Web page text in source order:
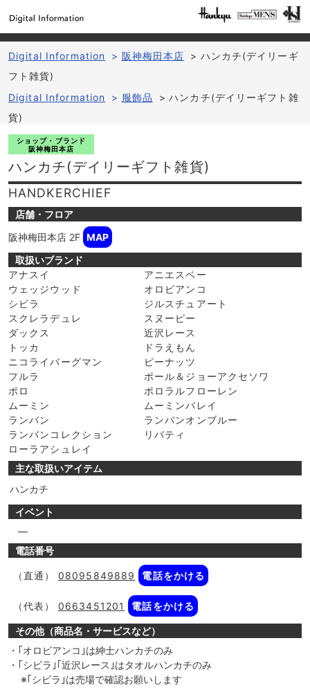
Digital Information > 阪神梅田本店 > ハンカチ(デイリーギ
フト雑貨)
Digital Information
> 服飾品 > ハンカチ(デイリーギフト雑
貨)
ショップ・ブランド
阪神梅田本店
ハンカチ(デイリーギフト雑貨)
HANDKERCHIEF
店舗・フロア
阪神梅田本店 2F MAP
取扱いブランド
アナスイ
アニエスベー
ウェッジウッド
オロビアンコ
シビラ
ジルスチュアート
スクレラデュレ
スヌーピー
ダックス
近沢レース
トッカ
ドラえもん
ニコライバーグマン
ピーナッツ
フルラ
ポール＆ジョーアクセソワ
ポロ
ポロラルフローレン
ムーミン
ムーミンバレイ
ランバン
ランバンオンブルー
ランバンコレクション
リバティ
ローラアシュレイ
主な取扱いアイテム
ハンカチ
イベント
―
電話番号
（直通） 08095849889 電話をかける
（代表） 0663451201 電話をかける
その他（商品名・サービスなど）
・｢オロビアンコ｣は紳士ハンカチのみ
・｢シビラ｣｢近沢レース｣はタオルハンカチのみ
※｢シビラ｣は売場で確認お願いします